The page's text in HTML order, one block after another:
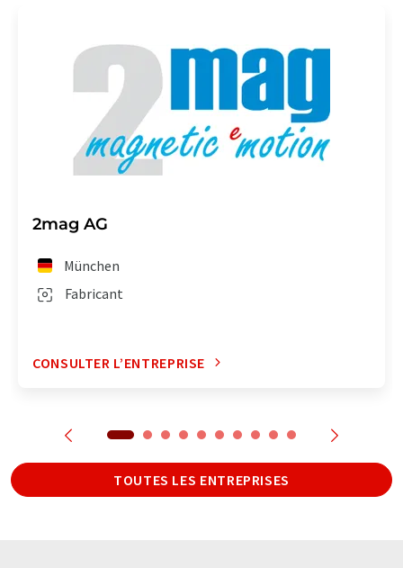
2mag AG
Fabricant
München
CONSULTER L’ENTREPRISE
TOUTES LES ENTREPRISES